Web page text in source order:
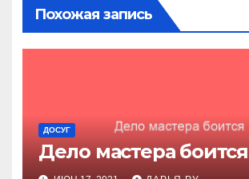
Похожая запись
ДОСУГ
Дело мастера боится